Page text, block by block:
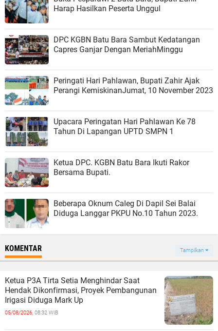
Harap Hasilkan Peserta Unggul
DPC KGBN Batu Bara Sambut Kedatangan
Capres Ganjar Dengan MeriahMinggu
Peringati Hari Pahlawan, Bupati Zahir Ajak
Perangi KemiskinanJumat, 10 November 2023
Upacara Peringatan Hari Pahlawan Ke 78
Tahun Di Lapangan UPTD SMPN 1
Ketua DPC. KGBN Batu Bara Ikuti Rakor
Bersama Bupati.
Beberapa Oknum Caleg Di Dapil Sei Balai
Diduga Langgar PKPU No.10 Tahun 2023.
KOMENTAR Tampilkan
Ketua P3A Tirta Setia Menghindar Saat
Hendak Dikonfirmasi, Proyek Pembangunan
Irigasi Diduga Mark Up
05/08/2026, 08:32 WIB